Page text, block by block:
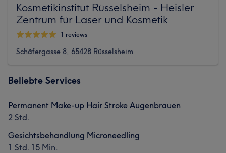
Kosmetikinstitut Rüsselsheim - Heisler
Zentrum für Laser und Kosmetik
1 reviews
Schäfergasse 8, 65428 Rüsselsheim
Beliebte Services
Permanent Make-up Hair Stroke Augenbrauen
2 Std.
Gesichtsbehandlung Microneedling
1 Std. 15 Min.